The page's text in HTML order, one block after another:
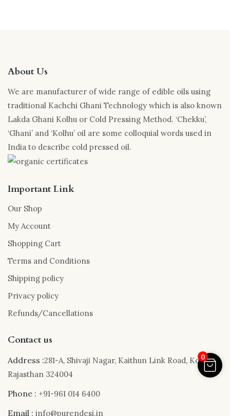
About Us
We are manufacturer of wide range of edible oils using
traditional Kachchi Ghani Technology which is also known
Lakda Ghani Kolhu or Cold Pressing Method. ‘Chekku’,
‘Ghani’ and ‘Kolhu’ oil are some colloquial words used in
India to describe cold pressed oil.
Important Link
Our Shop
My Account
Shopping Cart
Terms and Conditions
Shipping policy
Privacy policy
Refunds/Cancellations
Contact us
Address :281-A, Shivaji Nagar, Kaithun Link Road, Kota,
Rajasthan 324004
Phone : +91-961 014 6400
Email : info@purendesi.in
0